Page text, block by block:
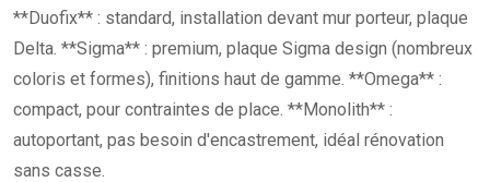
**Duofix** : standard, installation devant mur porteur, plaque
Delta. **Sigma** : premium, plaque Sigma design (nombreux
coloris et formes), finitions haut de gamme. **Omega** :
compact, pour contraintes de place. **Monolith** :
autoportant, pas besoin d'encastrement, idéal rénovation
sans casse.